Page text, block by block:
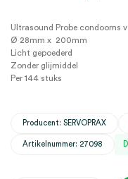
Ultrasound Probe condooms
Ø 28mm x 200mm
Licht gepoederd
Zonder glijmiddel
Per 144 stuks
Producent: SERVOPRAX
Artikelnummer: 27098